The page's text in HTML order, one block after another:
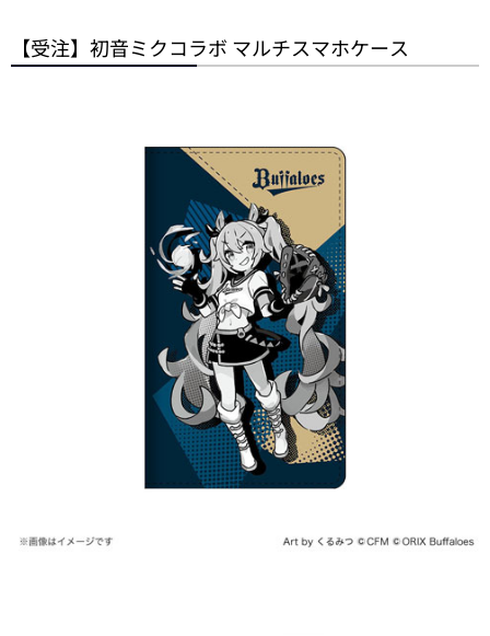
【受注】初音ミクコラボ マルチスマホケース